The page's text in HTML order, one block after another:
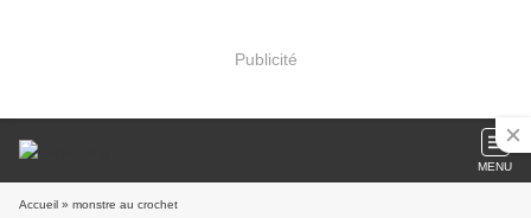
Publicité
MENU
Accueil » monstre au crochet